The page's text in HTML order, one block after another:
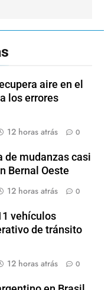
aire en el
los errores
12 horas atrás 0
de mudanzas casi
Bernal Oeste
12 horas atrás 0
vehículos
de tránsito
12 horas atrás 0